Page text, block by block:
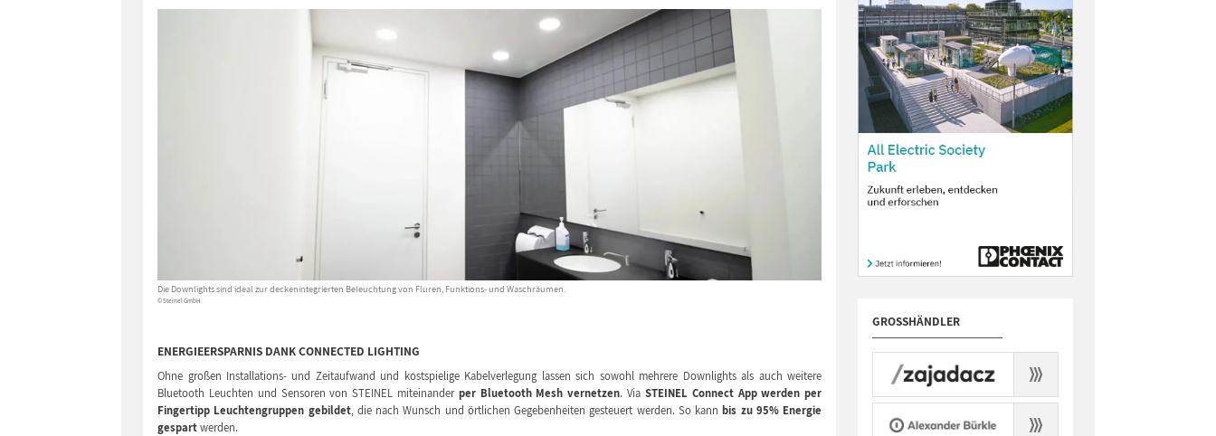
Die Downlights sind ideal zur deckenintegrierten Beleuchtung von Fluren, Funktions- und Waschräumen.
© Steinel GmbH
ENERGIEERSPARNIS DANK CONNECTED LIGHTING
Ohne großen Installations- und Zeitaufwand und kostspielige Kabelverlegung lassen sich sowohl mehrere Downlights als auch weitere
Bluetooth Leuchten und Sensoren von STEINEL miteinander per Bluetooth Mesh vernetzen. Via STEINEL Connect App werden per
Fingertipp Leuchtengruppen gebildet, die nach Wunsch und örtlichen Gegebenheiten gesteuert werden. So kannbis zu 95% Energie
gespartwerden.
GROSSHÄNDLER